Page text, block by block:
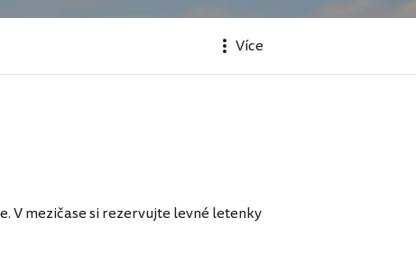
Více
V mezičase si rezervujte levné letenky